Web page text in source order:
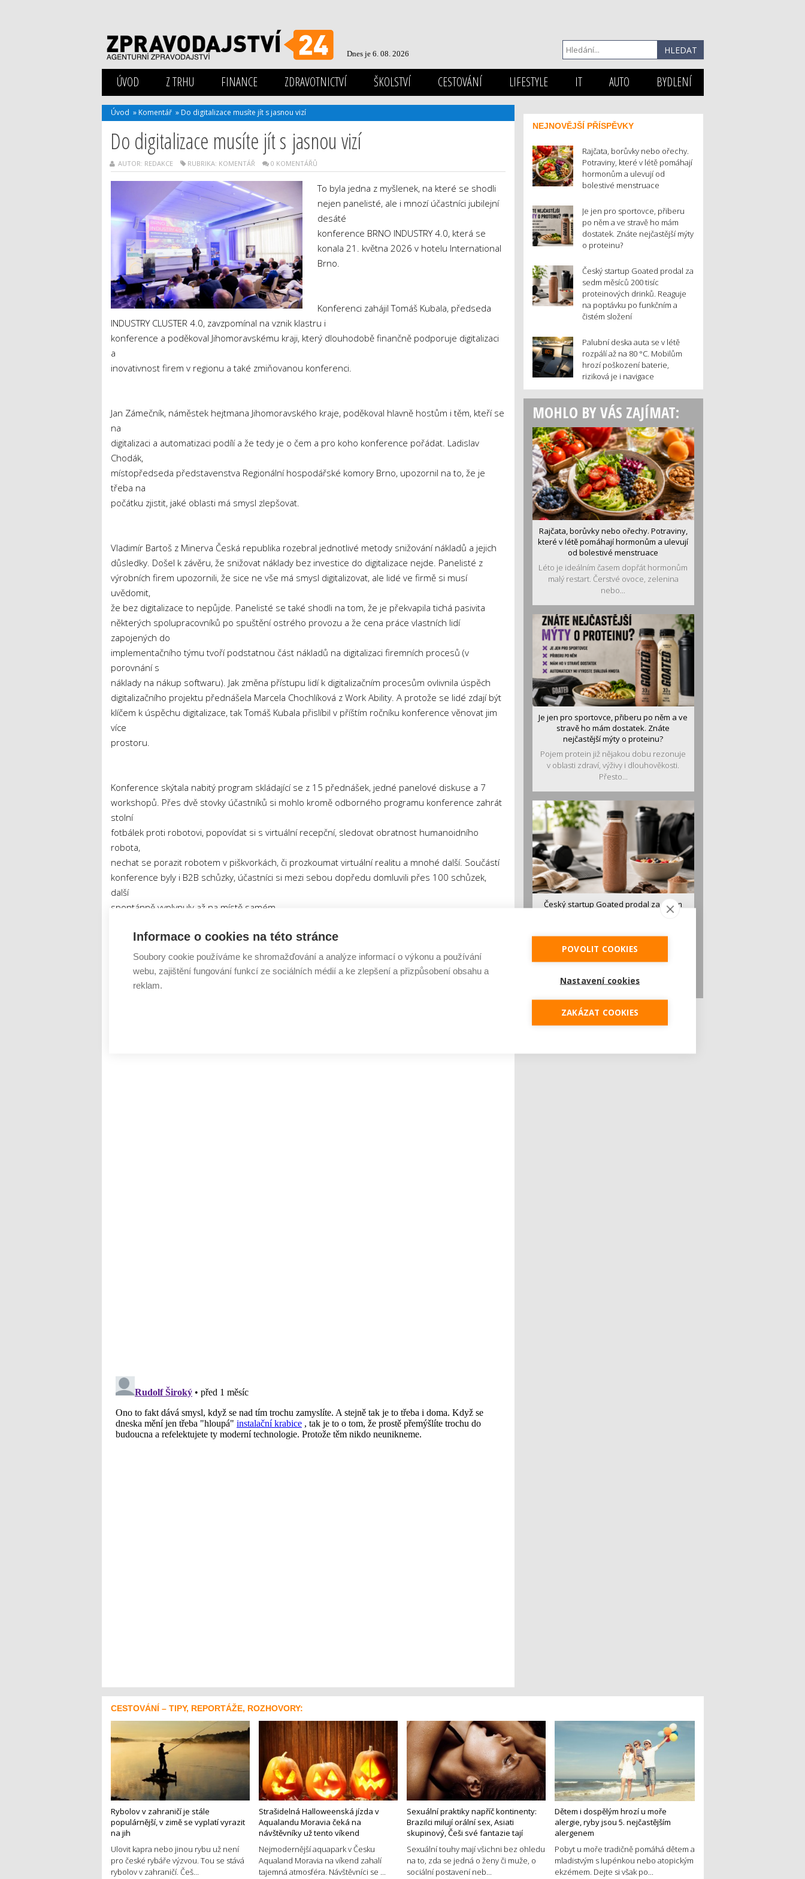
Dnes je 6. 08. 2026
ÚVOD Z TRHU FINANCE ZDRAVOTNICTVÍ ŠKOLSTVÍ CESTOVÁNÍ LIFESTYLE IT AUTO BYDLENÍ
Úvod » Komentář » Do digitalizace musíte jít s jasnou vizí
Do digitalizace musíte jít s jasnou vizí
AUTOR: REDAKCE RUBRIKA: KOMENTÁŘ 0 KOMENTÁŘŮ
To byla jedna z myšlenek, na které se shodli
nejen panelisté, ale i mnozí účastníci jubilejní
desáté
konference BRNO INDUSTRY 4.0, která se
konala 21. května 2026 v hotelu International
Brno.
Konferenci zahájil Tomáš Kubala, předseda
INDUSTRY CLUSTER 4.0, zavzpomínal na vznik klastru i
konference a poděkoval Jihomoravskému kraji, který dlouhodobě finančně podporuje digitalizaci
a
inovativnost firem v regionu a také zmiňovanou konferenci.
Jan Zámečník, náměstek hejtmana Jihomoravského kraje, poděkoval hlavně hostům i těm, kteří se
na
digitalizaci a automatizaci podílí a že tedy je o čem a pro koho konference pořádat. Ladislav
Chodák,
místopředseda představenstva Regionální hospodářské komory Brno, upozornil na to, že je
třeba na
počátku zjistit, jaké oblasti má smysl zlepšovat.
Vladimír Bartoš z Minerva Česká republika rozebral jednotlivé metody snižování nákladů a jejich
důsledky. Došel k závěru, že snižovat náklady bez investice do digitalizace nejde. Panelisté z
výrobních firem upozornili, že sice ne vše má smysl digitalizovat, ale lidé ve firmě si musí
uvědomit,
že bez digitalizace to nepůjde. Panelisté se také shodli na tom, že je překvapila tichá pasivita
některých spolupracovníků po spuštění ostrého provozu a že cena práce vlastních lidí
zapojených do
implementačního týmu tvoří podstatnou část nákladů na digitalizaci firemních procesů (v
porovnání s
náklady na nákup softwaru). Jak změna přístupu lidí k digitalizačním procesům ovlivnila úspěch
digitalizačního projektu přednášela Marcela Chochlíková z Work Ability. A protože se lidé zdají být
klíčem k úspěchu digitalizace, tak Tomáš Kubala přislíbil v příštím ročníku konference věnovat jim
více
prostoru.
Konference skýtala nabitý program skládající se z 15 přednášek, jedné panelové diskuse a 7
workshopů. Přes dvě stovky účastníků si mohlo kromě odborného programu konference zahrát
stolní
fotbálek proti robotovi, popovídat si s virtuální recepční, sledovat obratnost humanoidního
robota,
nechat se porazit robotem v piškvorkách, či prozkoumat virtuální realitu a mnohé další. Součástí
konference byly i B2B schůzky, účastníci si mezi sebou dopředu domluvili přes 100 schůzek,
další
spontánně vyplynuly až na místě samém.
Konferenci zorganizoval INDUSTRY CLUSTER 4.0 ve spolupráci s Regionální hospodářskou
komorou
Brno, svými členy a partnery, finančně ji podpořil Jihomoravský kraj.
NEJNOVĚJŠÍ PŘÍSPĚVKY
Rajčata, borůvky nebo ořechy.
Potraviny, které v létě pomáhají
hormonům a ulevují od
bolestivé menstruace
Je jen pro sportovce, přiberu
po něm a ve stravě ho mám
dostatek. Znáte nejčastější mýty
o proteinu?
Český startup Goated prodal za
sedm měsíců 200 tisíc
proteinových drinků. Reaguje
na poptávku po funkčním a
čistém složení
Palubní deska auta se v létě
rozpálí až na 80 °C. Mobilům
hrozí poškození baterie,
riziková je i navigace
MOHLO BY VÁS ZAJÍMAT:
Rajčata, borůvky nebo ořechy. Potraviny,
které v létě pomáhají hormonům a ulevují
od bolestivé menstruace
Léto je ideálním časem dopřát hormonům
malý restart. Čerstvé ovoce, zelenina
nebo...
Je jen pro sportovce, přiberu po něm a ve
stravě ho mám dostatek. Znáte
nejčastější mýty o proteinu?
Pojem protein již nějakou dobu rezonuje
v oblasti zdraví, výživy i dlouhověkosti.
Přesto...
Český startup Goated prodal za sedm
měsíců 200 tisíc proteinových drinků.
čistém složení
Česká značka proteinových nápojů Goated
prodala během prvních sedmi měsíců od
CESTOVÁNÍ – TIPY, REPORTÁŽE, ROZHOVORY:
Rybolov v zahraničí je stále
populárnější, v zimě se vyplatí vyrazit
na jih
Ulovit kapra nebo jinou rybu už není
pro české rybáře výzvou. Tou se stává
rybolov v zahraničí. Češ...
Strašidelná Halloweenská jízda v
Aqualandu Moravia čeká na
návštěvníky už tento víkend
Nejmodernější aquapark v Česku
Aqualand Moravia na víkend zahalí
tajemná atmosféra. Návštěvníci se ...
Sexuální praktiky napříč kontinenty:
Brazilci milují orální sex, Asiati
skupinový, Češi své fantazie tají
Sexuální touhy mají všichni bez ohledu
na to, zda se jedná o ženy či muže, o
sociální postavení neb...
Dětem i dospělým hrozí u moře
alergie, ryby jsou 5. nejčastějším
alergenem
Pobyt u moře tradičně pomáhá dětem a
mladistvým s lupénkou nebo atopickým
ekzémem. Dejte si však po...
Informace o cookies na této stránce
Soubory cookie používáme ke shromažďování a analýze informací o výkonu a používání
webu, zajištění fungování funkcí ze sociálních médií a ke zlepšení a přizpůsobení obsahu a
reklam.
POVOLIT COOKIES
Nastavení cookies
ZAKÁZAT COOKIES